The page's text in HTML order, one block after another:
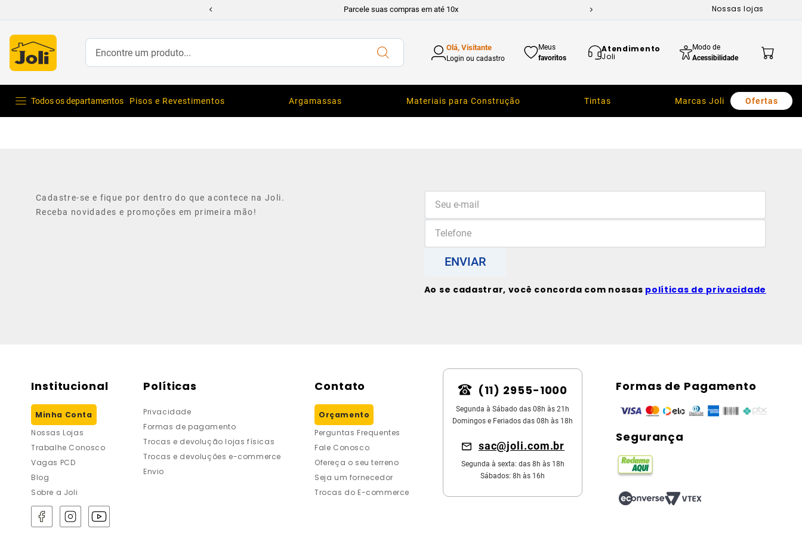
Parcele suas compras em até 10x Nossas lojas
Encontre um produto... Olá, Visitante
Login ou cadastro
Meus
favoritos
Atendimento
Joli
Modo de
Acessibilidade
Todos os departamentos Pisos e Revestimentos Argamassas Materiais para Construção Tintas Marcas Joli Ofertas
Cadastre-se e fique por dentro do que acontece na Joli.
Receba novidades e promoções em primeira mão!
ENVIAR
Ao se cadastrar, você concorda com nossas políticas de privacidade
Institucional
Minha Conta
Nossas Lojas
Trabalhe Conosco
Vagas PCD
Blog
Sobre a Joli
Políticas
Privacidade
Formas de pagamento
Trocas e devolução lojas físicas
Trocas e devoluções e-commerce
Envio
Contato
Orçamento
Perguntas Frequentes
Fale Conosco
Ofereça o seu terreno
Seja um fornecedor
Trocas do E-commerce
(11) 2955-1000
Segunda à Sábado das 08h às 21h
Domingos e Feriados das 08h às 18h
sac@joli.com.br
Segunda à sexta: das 8h às 18h
Sábados: 8h às 16h
Formas de Pagamento
Segurança